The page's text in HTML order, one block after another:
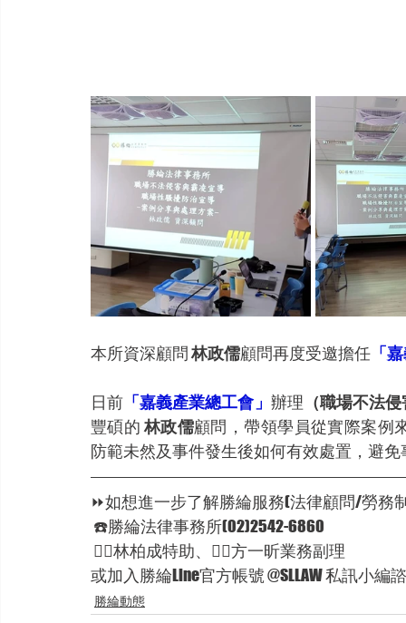
本所資深顧問 林政儒顧問再度受邀擔任 「
日前 「嘉義產業總工會」 辦理 （職場不法
豐碩的 林政儒顧問，帶領學員從實際案例
防範未然及事件發生後如何有效處置，避
⏩如想進一步了解勝綸服務(法律顧問/勞
☎️勝綸法律事務所(02)2542-6860
🦸‍♂林柏成特助、🦸‍♂方一昕業務副理
或加入勝綸Line官方帳號 @SLLAW 私訊小編
勝綸動態